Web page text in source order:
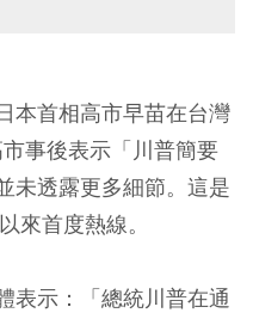
本首相高市早苗在台灣
事後表示「川普簡要
未透露更多細節。這是
來首度熱線。
表示：「總統川普在通